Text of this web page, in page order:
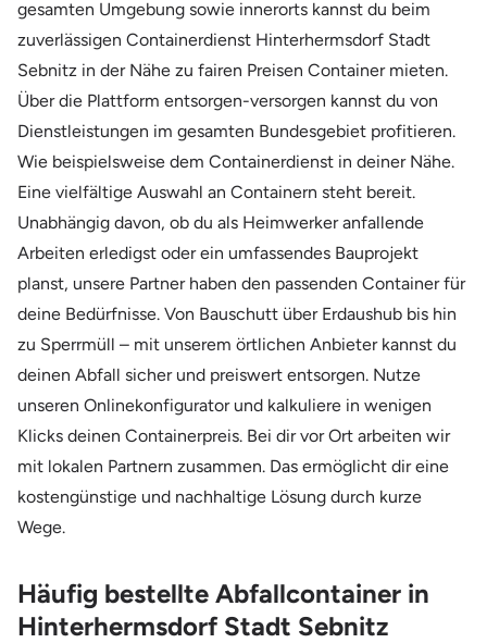
gesamten Umgebung sowie innerorts kannst du beim
zuverlässigen Containerdienst Hinterhermsdorf Stadt
Sebnitz in der Nähe zu fairen Preisen Container mieten.
Über die Plattform entsorgen-versorgen kannst du von
Dienstleistungen im gesamten Bundesgebiet profitieren.
Wie beispielsweise dem Containerdienst in deiner Nähe.
Eine vielfältige Auswahl an Containern steht bereit.
Unabhängig davon, ob du als Heimwerker anfallende
Arbeiten erledigst oder ein umfassendes Bauprojekt
planst, unsere Partner haben den passenden Container für
deine Bedürfnisse. Von Bauschutt über Erdaushub bis hin
zu Sperrmüll – mit unserem örtlichen Anbieter kannst du
deinen Abfall sicher und preiswert entsorgen. Nutze
unseren Onlinekonfigurator und kalkuliere in wenigen
Klicks deinen Containerpreis. Bei dir vor Ort arbeiten wir
mit lokalen Partnern zusammen. Das ermöglicht dir eine
kostengünstige und nachhaltige Lösung durch kurze
Wege.
Häufig bestellte Abfallcontainer in
Hinterhermsdorf Stadt Sebnitz